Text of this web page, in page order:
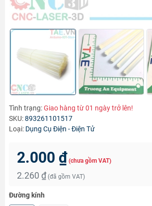
Tình trạng:Giao hàng từ 01 ngày trở lên!
SKU:893261101517
Loại: Dụng Cụ Điện - Điện Tử
2.000 ₫ (chưa gồm VAT)
2.260 ₫ (đã gồm VAT)
Đường kính